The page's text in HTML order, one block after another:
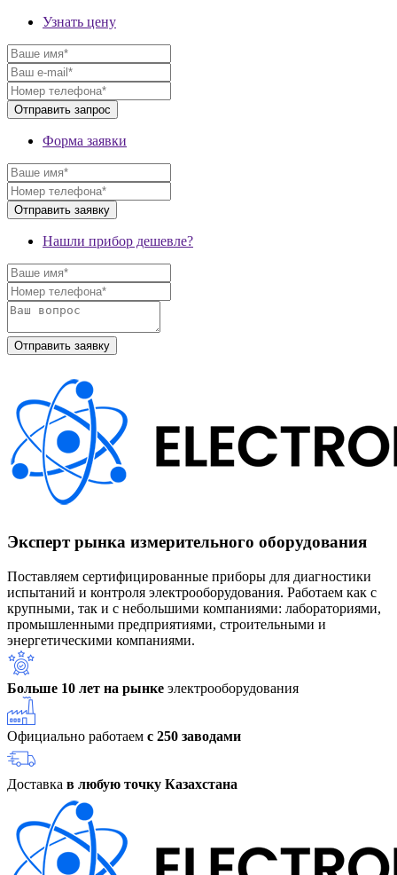
Узнать цену
Форма заявки
Нашли прибор дешевле?
Эксперт рынка измерительного оборудования
Поставляем сертифицированные приборы для диагностики
испытаний и контроля электрооборудования. Работаем как с
крупными, так и с небольшими компаниями: лабораториями,
промышленными предприятиями, строительными и
энергетическими компаниями.
Больше 10 лет на рынке электрооборудования
Официально работаем с 250 заводами
Доставка в любую точку Казахстана